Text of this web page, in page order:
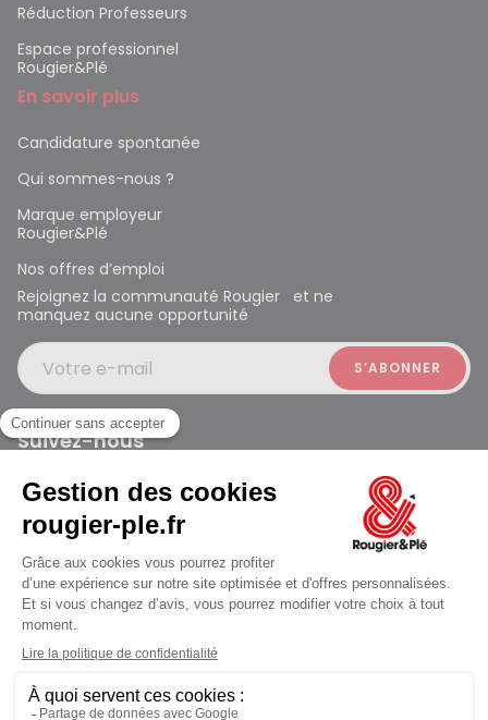
Réduction Professeurs
Espace professionnel
Rougier&Plé
En savoir plus
Candidature spontanée
Qui sommes-nous ?
Marque employeur
Rougier&Plé
Nos offres d’emploi
Rejoignez la communauté Rougier et ne
manquez aucune opportunité
Votre e-mail
Suivez-nous
Rougier et Plé 2024 Copyright
Mentions légales
Conditions générales des ventes